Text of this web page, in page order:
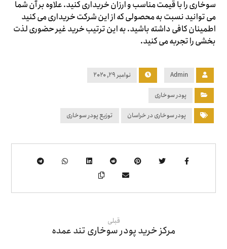
سوخاری را با قیمت مناسب و ارزان خریداری کنید. علاوه بر آن شما
می توانید نسبت به محصولی که از این شرکت خریداری می کنید
اطمینان کافی داشته باشید. به این ترتیب خرید غیر حضوری لذت
بخشی را تجربه می کنید.
Admin نوامبر ۲۹, ۲۰۲۰
پودر سوخاری
پودر سوخاری در خراسان توزیع پودر سوخاری
قبلی
مرکز خرید پودر سوخاری تند عمده